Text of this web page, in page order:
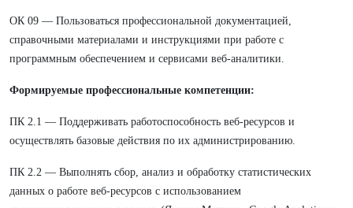
ОК 09 — Пользоваться профессиональной документацией,
справочными материалами и инструкциями при работе с
программным обеспечением и сервисами веб-аналитики.
Формируемые профессиональные компетенции:
ПК 2.1 — Поддерживать работоспособность веб-ресурсов и
осуществлять базовые действия по их администрированию.
ПК 2.2 — Выполнять сбор, анализ и обработку статистических
данных о работе веб-ресурсов с использованием